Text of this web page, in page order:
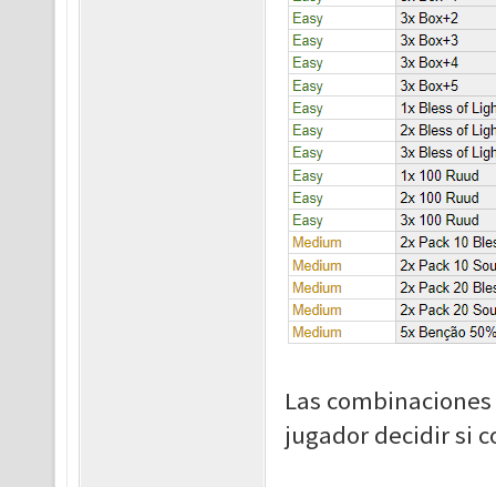
Las
jugador decidir si